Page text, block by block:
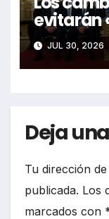
evitarán
JUL 30, 2026
Deja
Tu dirección
publicada. Los
marcados con